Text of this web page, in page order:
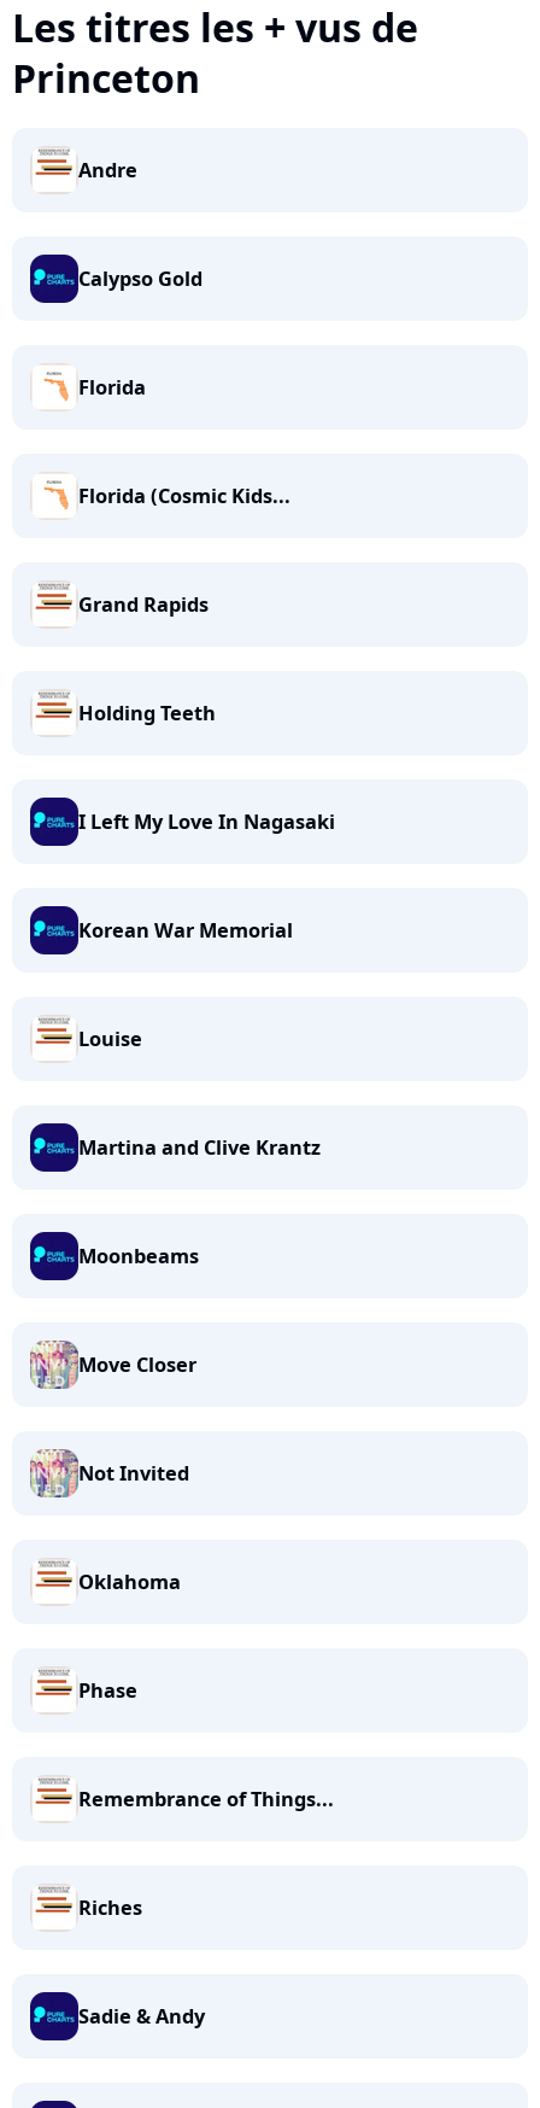
Les titres les + vus de
Princeton
Andre
Calypso Gold
Florida
Florida (Cosmic Kids...
Grand Rapids
Holding Teeth
I Left My Love In Nagasaki
Korean War Memorial
Louise
Martina and Clive Krantz
Moonbeams
Move Closer
Not Invited
Oklahoma
Phase
Remembrance of Things...
Riches
Sadie & Andy